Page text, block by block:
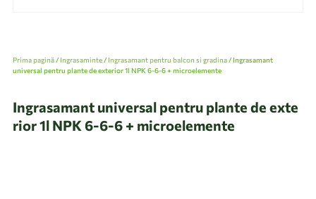
Prima pagină/ Ingrasaminte/ Ingrasamant pentru balcon si gradina/ Ingrasamant
universal pentru plante de exterior 1l NPK 6-6-6 + microelemente
Ingrasamant universal pentru plante de exte
rior 1l NPK 6-6-6 + microelemente